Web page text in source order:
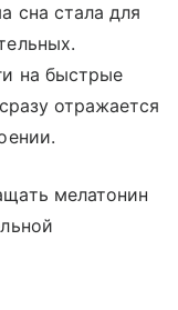
сна стала для
на быстрые
сразу отражается
мелатонин